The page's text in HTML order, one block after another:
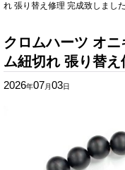
れ 張り替え修理 完成致しまし
クロムハーツ オ
ム紐切れ 張り替
2026年07月 03日